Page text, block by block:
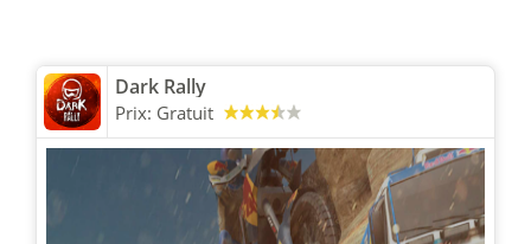
Dark Rally
Prix: Gratuit